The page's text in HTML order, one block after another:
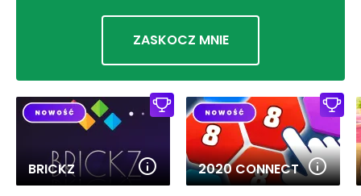
ZASKOCZ MNIE
BRICKZ 2020 CONNECT